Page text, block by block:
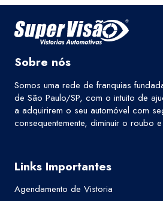
Sobre nós
Somos uma rede de franquias
de São Paulo/SP, com o intuito de
a adquirirem o seu automóvel com
consequentemente, diminuir o roubo
Links Importantes
Agendamento de Vistoria